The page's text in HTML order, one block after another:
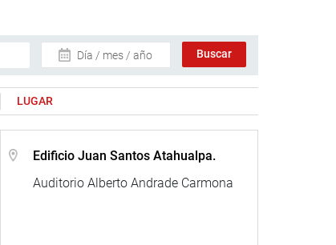
Día / mes / año
LUGAR
Edificio Juan Santos Atahualpa.
Auditorio Alberto Andrade Carmona